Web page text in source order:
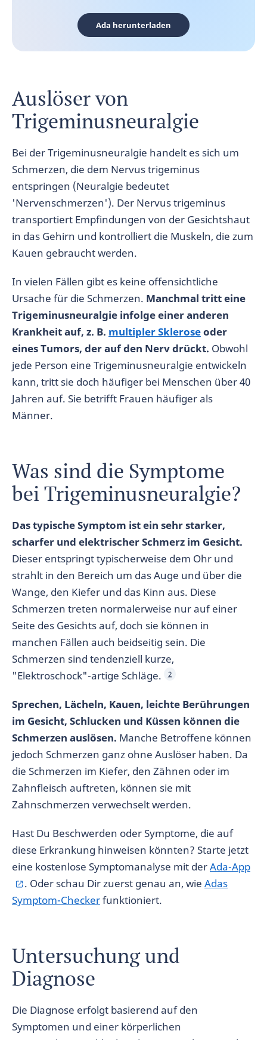
Ada herunterladen
Auslöser von
Trigeminusneuralgie
Bei der Trigeminusneuralgie handelt es sich um
Schmerzen, die dem Nervus trigeminus
entspringen (Neuralgie bedeutet
'Nervenschmerzen'). Der Nervus trigeminus
transportiert Empfindungen von der Gesichtshaut
in das Gehirn und kontrolliert die Muskeln, die zum
Kauen gebraucht werden.
In vielen Fällen gibt es keine offensichtliche
Ursache für die Schmerzen. Manchmal tritt eine
Trigeminusneuralgie infolge einer anderen
Krankheit auf, z. B. multipler Skleroseoder
eines Tumors, der auf den Nerv drückt. Obwohl
jede Person eine Trigeminusneuralgie entwickeln
kann, tritt sie doch häufiger bei Menschen über 40
Jahren auf. Sie betrifft Frauen häufiger als
Männer.
Was sind die Symptome
bei Trigeminusneuralgie?
Das typische Symptom ist ein sehr starker,
scharfer und elektrischer Schmerz im Gesicht.
Dieser entspringt typischerweise dem Ohr und
strahlt in den Bereich um das Auge und über die
Wange, den Kiefer und das Kinn aus. Diese
Schmerzen treten normalerweise nur auf einer
Seite des Gesichts auf, doch sie können in
manchen Fällen auch beidseitig sein. Die
Schmerzen sind tendenziell kurze,
"Elektroschock"-artige Schläge.
2
Sprechen, Lächeln, Kauen, leichte Berührungen
im Gesicht, Schlucken und Küssen können die
Schmerzen auslösen. Manche Betroffene können
jedoch Schmerzen ganz ohne Auslöser haben. Da
die Schmerzen im Kiefer, den Zähnen oder im
Zahnfleisch auftreten, können sie mit
Zahnschmerzen verwechselt werden.
Hast Du Beschwerden oder Symptome, die auf
diese Erkrankung hinweisen könnten? Starte jetzt
eine kostenlose Symptomanalyse mit derAda-App
. Oder schau Dir zuerst genau an, wie Adas
Symptom-Checkerfunktioniert.
Untersuchung und
Diagnose
Die Diagnose erfolgt basierend auf den
Symptomen und einer körperlichen